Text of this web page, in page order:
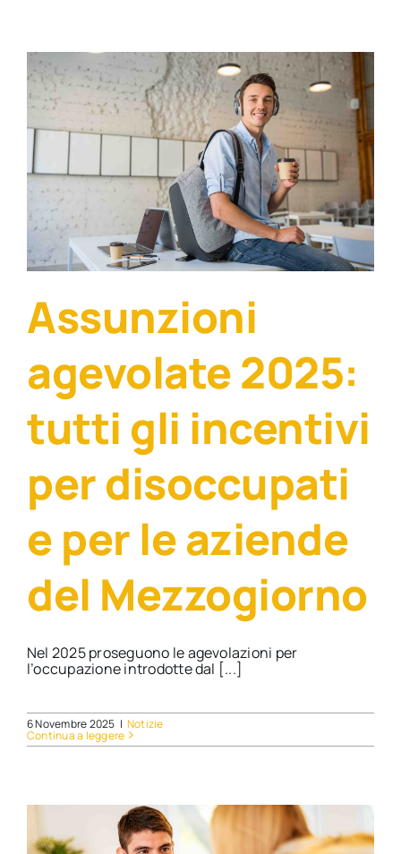
Assunzioni
agevolate 2025:
tutti gli incentivi
per disoccupati
e per le aziende
del Mezzogiorno
Nel 2025 proseguono le agevolazioni per
l’occupazione introdotte dal [...]
6 Novembre 2025 | Notizie
Continua a leggere